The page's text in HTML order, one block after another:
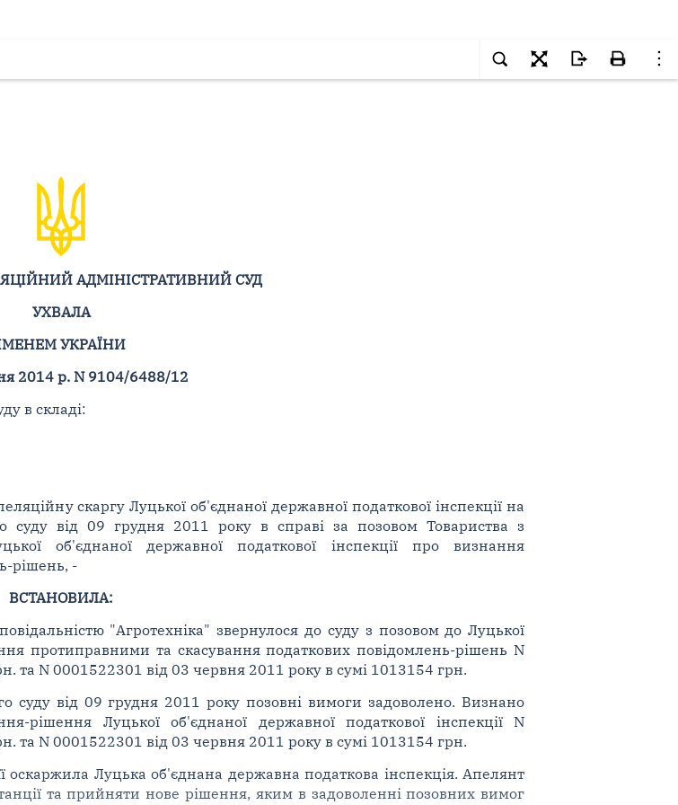
АДМІНІСТРАТИВНИЙ СУД
УХВАЛА
УКРАЇНИ
2014 р. N 9104/6488/12
в складі:
скаргу Луцької об'єднаної державної податкової інспекції на
суду від 09 грудня 2011 року в справі за позовом Товариства з
об'єднаної державної податкової інспекції про визнання
рішень, -
ВСТАНОВИЛА:
"Агротехніка" звернулося до суду з позовом до Луцької
протиправними та скасування податкових повідомлень-рішень N
та N 0001522301 від 03 червня 2011 року в сумі 1013154 грн.
суду від 09 грудня 2011 року позовні вимоги задоволено. Визнано
рішення Луцької об'єднаної державної податкової інспекції N
та N 0001522301 від 03 червня 2011 року в сумі 1013154 грн.
оскаржила Луцька об'єднана державна податкова інспекція. Апелянт
та прийняти нове рішення, яким в задоволенні позовних вимог